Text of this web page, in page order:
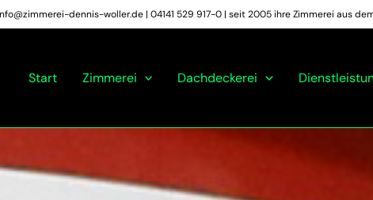
dennis-woller.de | 04141 529 917-0 | seit 2005 ihre Zimmerei aus
Start Zimmerei Dachdeckerei